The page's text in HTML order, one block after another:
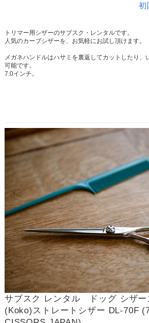
初
トリマー用シザーのサブスク・レンタルです。
人気のカーブシザーを、お気軽にお試し頂けます。
メガネハンドルはハサミを裏返してカットしたり、
可能です。
7.0インチ。
サブスク レンタル ドッグ シザー
(Koko)ストレートシザー DL-70F